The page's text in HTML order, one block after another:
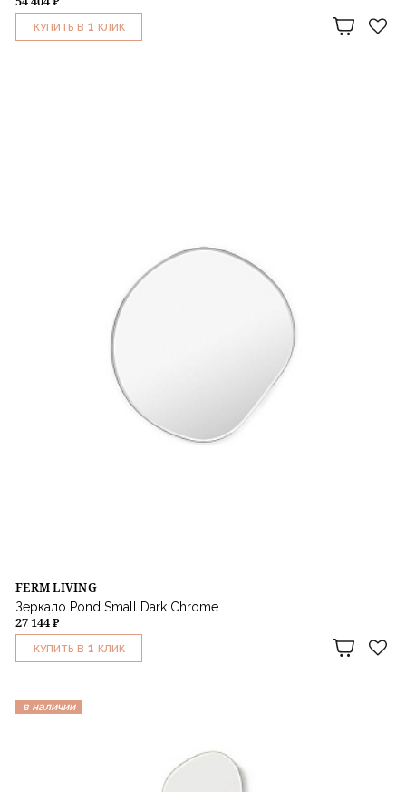
КУПИТЬ В 1 КЛИК
FERM LIVING
Зеркало Pond Small Dark Chrome
27 144 ₽
КУПИТЬ В 1 КЛИК
в наличии